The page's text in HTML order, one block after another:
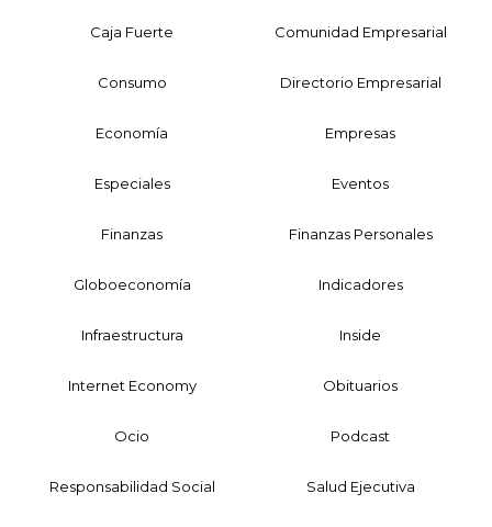
Caja Fuerte Comunidad Empresarial
Consumo Directorio Empresarial
Economía Empresas
Especiales Eventos
Finanzas Finanzas Personales
Globoeconomía Indicadores
Infraestructura Inside
Internet Economy Obituarios
Ocio Podcast
Responsabilidad Social Salud Ejecutiva